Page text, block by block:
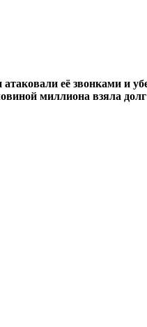
её звонками и
миллиона взяла